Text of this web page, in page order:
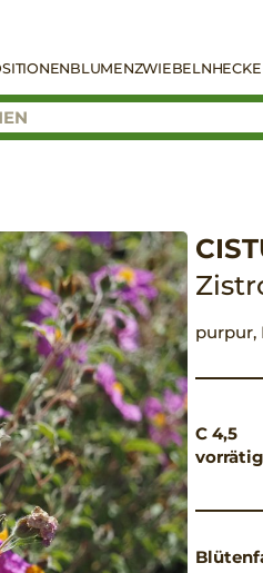
BLUMENZWIEBELN
purpur,
C 4,5
vorrätig